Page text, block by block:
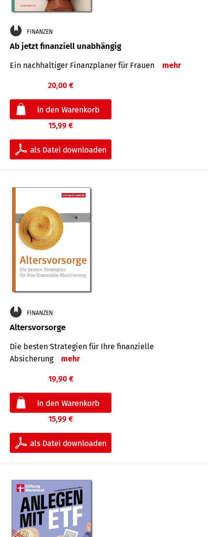
FINANZEN
Ab jetzt finanziell unabhängig
Ein nachhaltiger Finanzplaner für Frauen mehr
20,00 €
15,99 €
FINANZEN
Altersvorsorge
Die besten Strategien für Ihre finanzielle
Absicherung
mehr
19,90 €
15,99 €